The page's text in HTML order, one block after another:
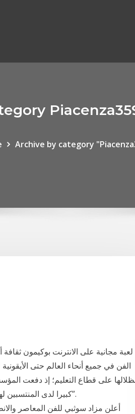
Archive by category
لعبة مجانية على الانترنت بوكيمون
الفن في جميع أنحاء العالم حتى
على قطاع التعليم؛ إذ دفعت
كبيرا لدى المنتسبين لهذا القطاع، وخاصة الطلاب المتأهبين لتقديم امتحانات “مصيرية”.
أعلن مزاد سوثبي للفن المعاصر